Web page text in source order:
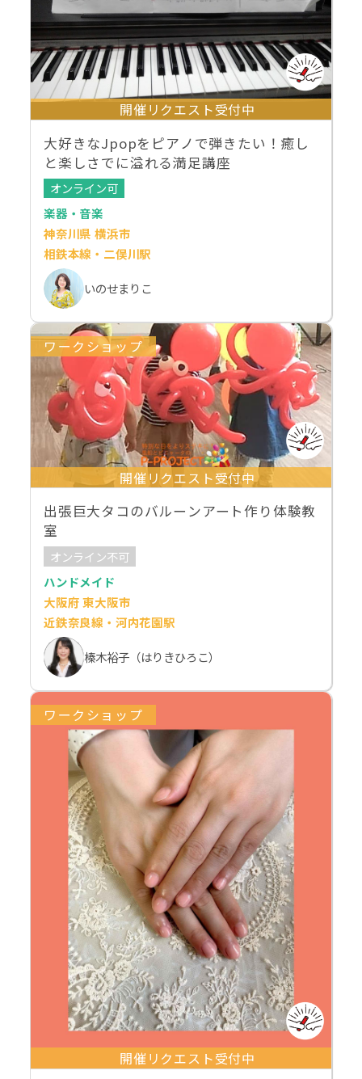
開催リクエスト受付中
大好きなJpopをピアノで弾きたい！癒し
と楽しさでに溢れる満足講座
オンライン可
楽器・音楽
神奈川県 横浜市
相鉄本線・二俣川駅
いのせまりこ
ワークショップ
開催リクエスト受付中
出張巨大タコのバルーンアート作り体験教
室
オンライン不可
ハンドメイド
大阪府 東大阪市
近鉄奈良線・河内花園駅
榛木裕子（はりきひろこ）
ワークショップ
開催リクエスト受付中